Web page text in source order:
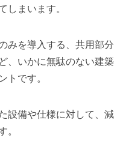
しまいます。
みを導入する、共用部分
、いかに無駄のない建築
トです。
設備や仕様に対して、減
。